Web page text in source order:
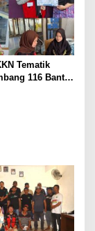
Tematik
116 Bantu